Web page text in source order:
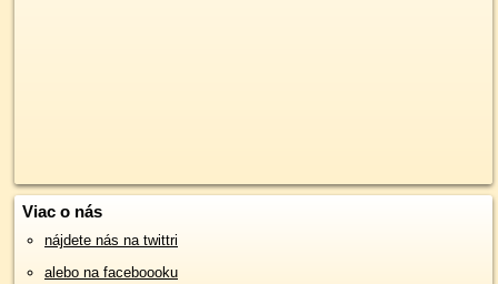
Viac o nás
nájdete nás na twittri
alebo na faceboooku